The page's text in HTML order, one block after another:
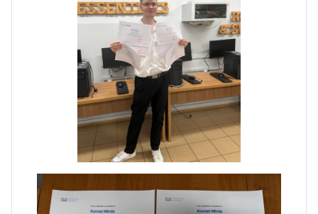
Zakończenie praktyk w
Portugalii
Rozpoczęcie kampanii „Gotowi
na kryzys” w ZSP w Iłży